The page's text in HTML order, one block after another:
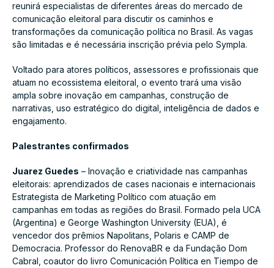
reunirá especialistas de diferentes áreas do mercado de
comunicação eleitoral para discutir os caminhos e
transformações da comunicação política no Brasil. As vagas
são limitadas e é necessária inscrição prévia pelo Sympla.
Voltado para atores políticos, assessores e profissionais que
atuam no ecossistema eleitoral, o evento trará uma visão
ampla sobre inovação em campanhas, construção de
narrativas, uso estratégico do digital, inteligência de dados e
engajamento.
Palestrantes confirmados
Juarez Guedes – Inovação e criatividade nas campanhas
eleitorais: aprendizados de cases nacionais e internacionais
Estrategista de Marketing Político com atuação em
campanhas em todas as regiões do Brasil. Formado pela UCA
(Argentina) e George Washington University (EUA), é
vencedor dos prêmios Napolitans, Polaris e CAMP de
Democracia. Professor do RenovaBR e da Fundação Dom
Cabral, coautor do livro Comunicación Política en Tiempo de